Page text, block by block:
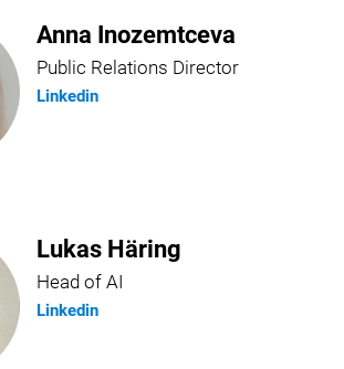
Anna Inozemtceva
Public Relations Director
Linkedin
Lukas Häring
Head of AI
Linkedin